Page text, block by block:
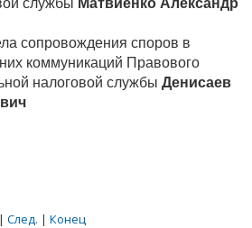
службы Матвиенко Александр
сопровождения споров в
коммуникаций Правового
налоговой службы Денисаев
След. | Конец